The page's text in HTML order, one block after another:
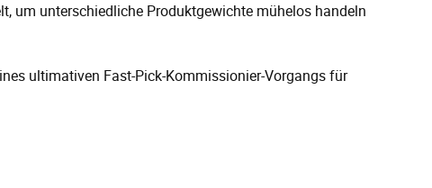
um unterschiedliche Produktgewichte mühelos handeln
ultimativen Fast-Pick-Kommissionier-Vorgangs für